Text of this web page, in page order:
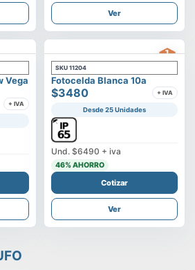
Ver
Vega
+ IVA
SKU 11204
Fotocelda Blanca 10a
$3480 + IVA
Desde 25 Unidades
Und. $6490 + iva
46% AHORRO
Cotizar
Ver